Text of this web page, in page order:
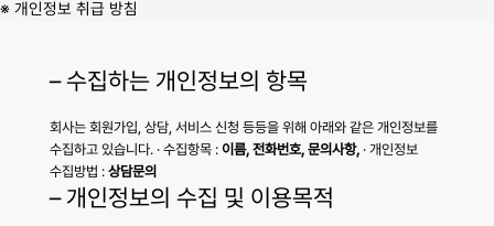
※ 개인정보 취급 방침
– 수집하는 개인정보의 항목
회사는 회원가입, 상담, 서비스 신청 등등을 위해 아래와 같은 개인정보를
수집하고 있습니다. · 수집항목 : 이름, 전화번호, 문의사항, · 개인정보
수집방법 : 상담문의
– 개인정보의 수집 및 이용목적